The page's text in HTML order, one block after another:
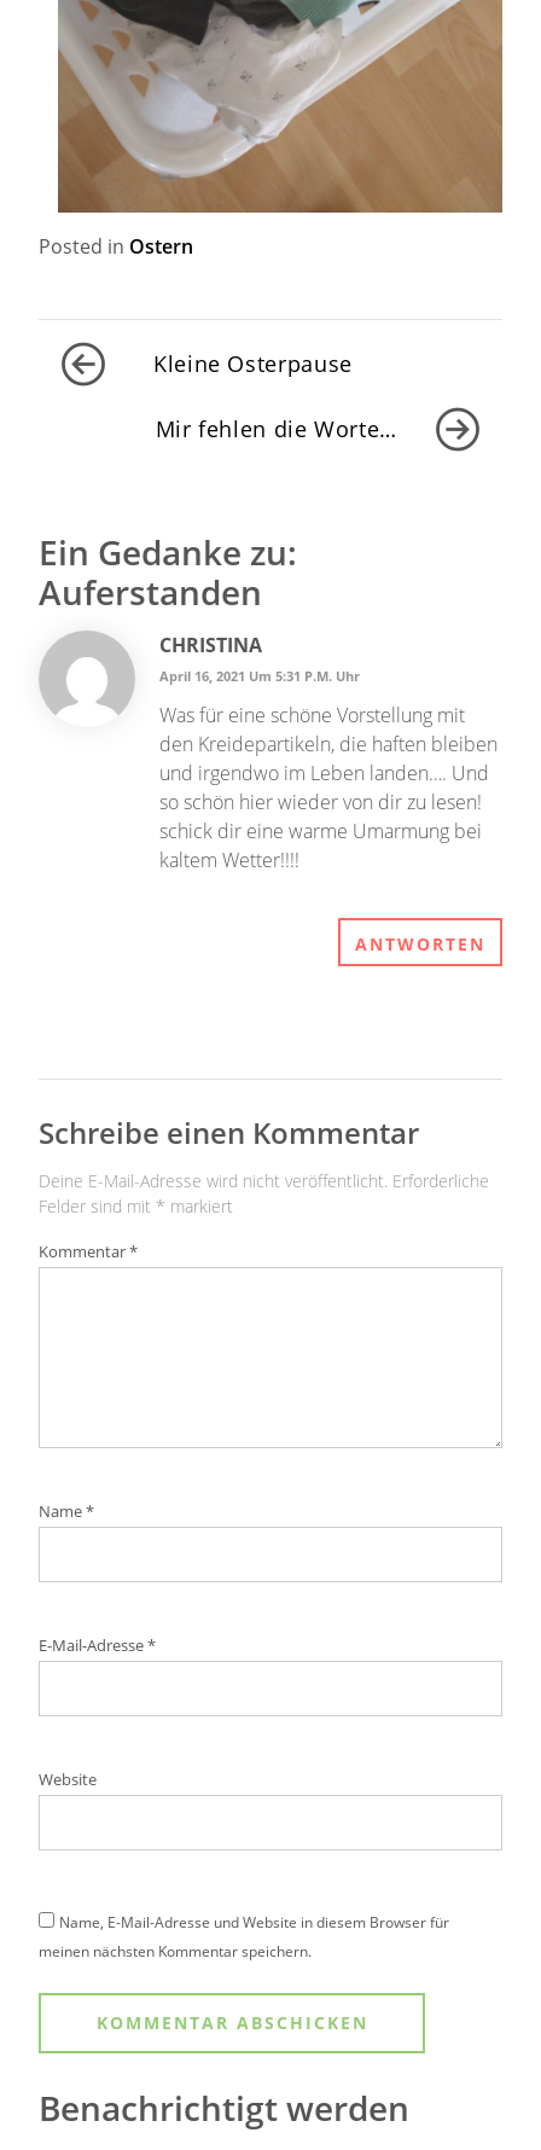
Posted in Ostern
Beitragsnavigation
Kleine Osterpause
Mir fehlen die Worte…
Ein Gedanke zu:
Auferstanden
CHRISTINA
April 16, 2021 Um 5:31 P.m. Uhr
Was für eine schöne Vorstellung mit
den Kreidepartikeln, die haften bleiben
und irgendwo im Leben landen…. Und
so schön hier wieder von dir zu lesen!
schick dir eine warme Umarmung bei
kaltem Wetter!!!!
ANTWORTEN
Schreibe einen Kommentar
Deine E-Mail-Adresse wird nicht veröffentlicht. Erforderliche
Felder sind mit * markiert
Kommentar*
Name*
E-Mail-Adresse*
Website
Name, E-Mail-Adresse und Website in diesem Browser für
meinen nächsten Kommentar speichern.
Benachrichtigt werden